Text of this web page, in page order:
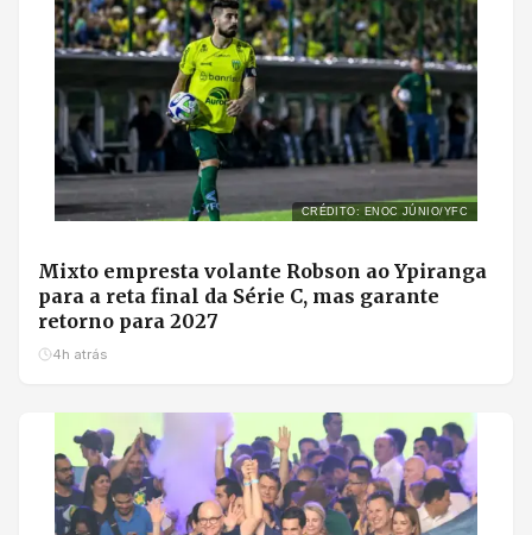
CRÉDITO: ENOC JÚNIO/YFC
Mixto empresta volante Robson ao Ypiranga
para a reta final da Série C, mas garante
retorno para 2027
4h atrás